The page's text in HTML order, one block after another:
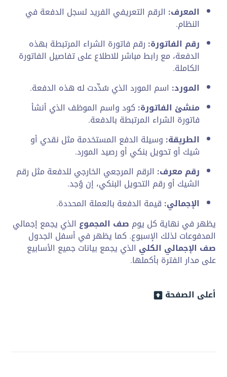
المعرف: الرقم التعريفي الفريد لسجل الدفعة في
النظام.
رقم الفاتورة: رقم فاتورة الشراء المرتبطة بهذه
الدفعة، مع رابط مباشر للاطلاع على تفاصيل الفاتورة
الكاملة.
المورد: اسم المورد الذي سُدِّدت له هذه الدفعة.
منشئ الفاتورة: كود واسم الموظف الذي أنشأ
فاتورة الشراء المرتبطة بالدفعة.
الطريقة: وسيلة الدفع المستخدمة مثل نقدي أو
شيك أو تحويل بنكي أو رصيد المورد.
رقم معرف: الرقم المرجعي الخارجي للدفعة مثل رقم
الشيك أو رقم التحويل البنكي، إن وُجد.
الإجمالي: قيمة الدفعة بالعملة المحددة.
يظهر في نهاية كل يوم صف المجموع الذي يجمع إجمالي
المدفوعات لذلك الإسبوع. كما يظهر في أسفل الجدول
صف الإجمالي الكلي الذي يجمع بيانات جميع الأسابيع
على مدار الفترة بأكملها.
أعلى الصفحة